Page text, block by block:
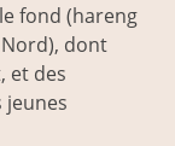
fond (hareng
dont
et des